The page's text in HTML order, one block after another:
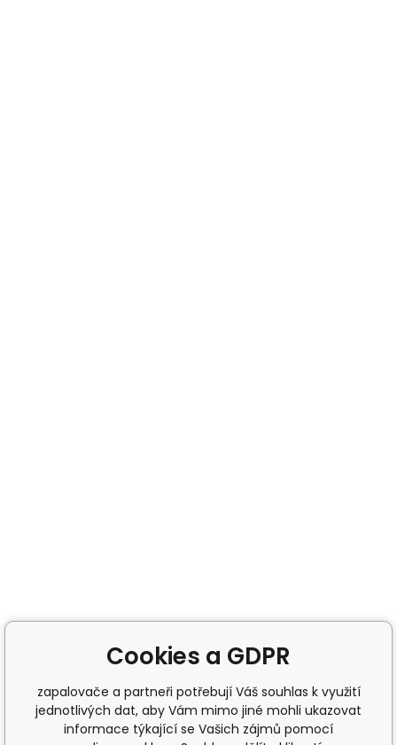
Cookies a GDPR
zapalovače a partneři potřebují Váš souhlas k využití
jednotlivých dat, aby Vám mimo jiné mohli ukazovat
informace týkající se Vašich zájmů pomocí